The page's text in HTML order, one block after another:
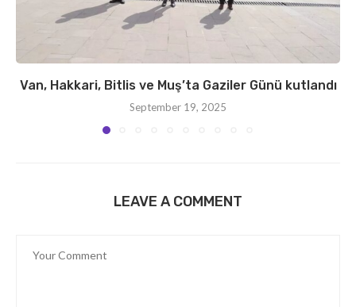
Van, Hakkari, Bitlis ve Muş’ta Gaziler Günü kutlandı
September 19, 2025
LEAVE A COMMENT